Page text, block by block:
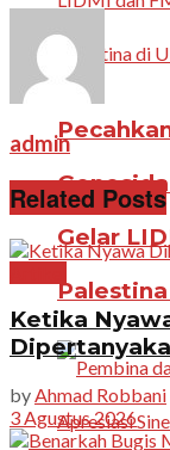
Gelar
admin
Related Posts
Ketika
byAhmad Robbani
3 Agustus 2026